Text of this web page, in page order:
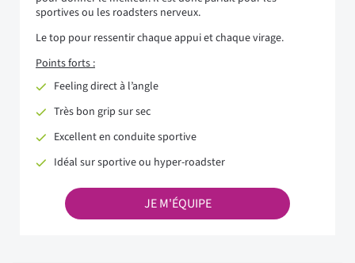
sportives ou les roadsters nerveux.
Le top pour ressentir chaque appui et chaque virage.
Points forts :
Feeling direct à l’angle
Très bon grip sur sec
Excellent en conduite sportive
Idéal sur sportive ou hyper-roadster
JE M'ÉQUIPE